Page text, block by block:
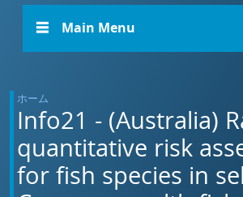
☰ Main Menu
ホーム
Info21 - (Australia)
quantitative risk
for fish species in